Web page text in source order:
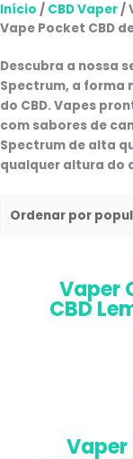
Início / CBD Vaper/
Vape Pocket CBD
Descubra a nossa
Spectrum, a forma
do CBD. Vapes
com sabores de
Spectrum de alta
qualquer altura do
Vaper
CBD
Vaper